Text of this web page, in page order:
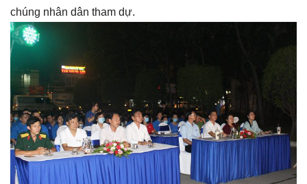
chúng nhân dân tham dự.